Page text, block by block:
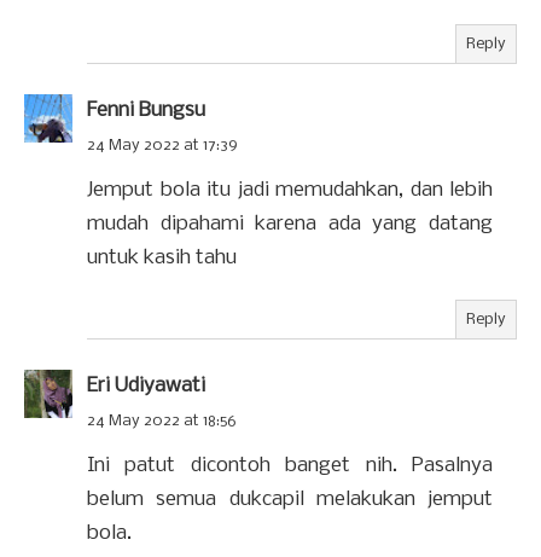
Reply
Fenni Bungsu
24 May 2022 at 17:39
Jemput bola itu jadi memudahkan, dan lebih
mudah dipahami karena ada yang datang
untuk kasih tahu
Reply
Eri Udiyawati
24 May 2022 at 18:56
Ini patut dicontoh banget nih. Pasalnya
belum semua dukcapil melakukan jemput
bola.